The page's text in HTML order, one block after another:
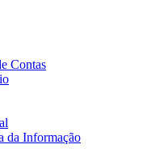
Contas
da Informação